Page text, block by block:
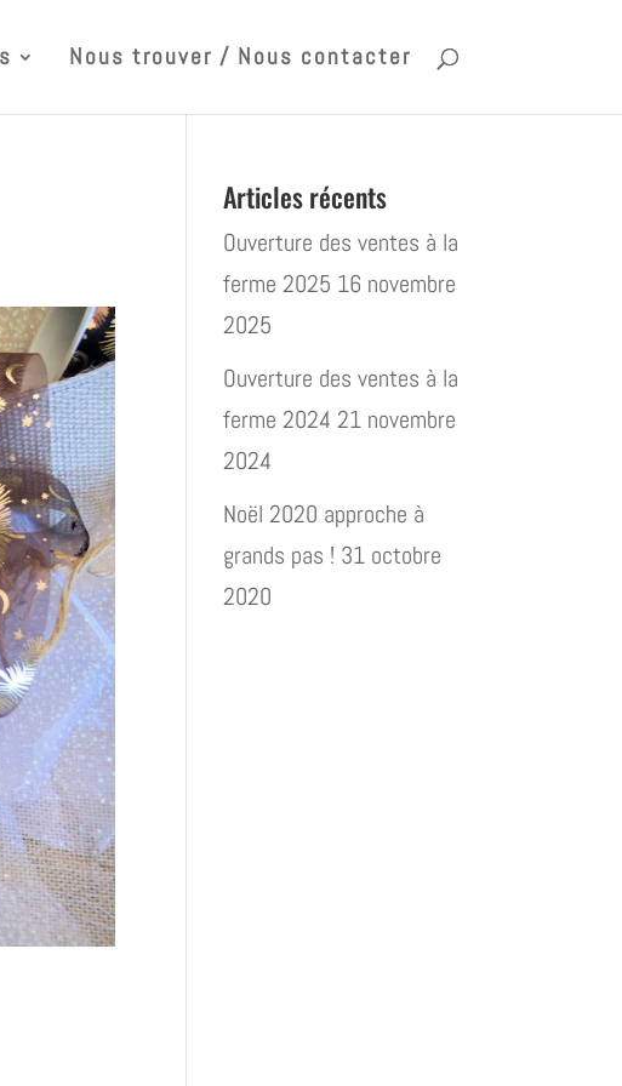
Nous trouver / Nous contacter
Articles récents
Ouverture des ventes à la
ferme 2025 16 novembre
2025
Ouverture des ventes à la
ferme 2024 21 novembre
2024
Noël 2020 approche à
grands pas ! 31 octobre
2020